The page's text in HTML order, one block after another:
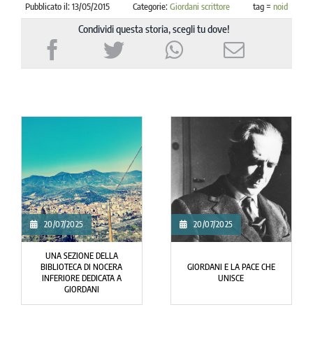
Pubblicato il: 13/05/2015 Categorie:Giordani scrittore tag =noid
Condividi questa storia, scegli tu dove!
20/07/2025
UNA SEZIONE DELLA
BIBLIOTECA DI NOCERA
INFERIORE DEDICATA A
GIORDANI
20/07/2025
GIORDANI E LA PACE CHE
UNISCE